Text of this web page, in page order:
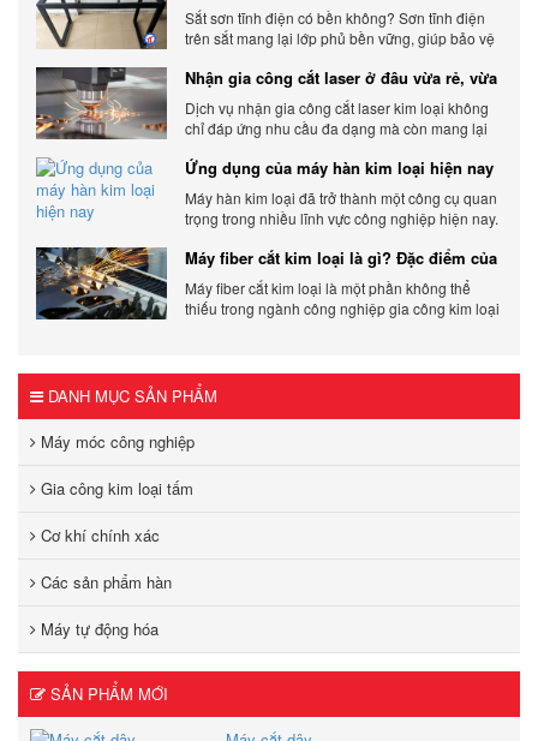
chi tiết
Sắt sơn tĩnh điện có bền không? Sơn tĩnh điện
trên sắt mang lại lớp phủ bền vững, giúp bảo vệ
động bên ngoài.
Nhận gia công cắt laser ở đâu vừa rẻ, vừa
chất lượng
Dịch vụ nhận gia công cắt laser kim loại không
chỉ đáp ứng nhu cầu đa dạng mà còn mang lại
Ứng dụng của máy hàn kim loại hiện nay
Máy hàn kim loại đã trở thành một công cụ quan
trọng trong nhiều lĩnh vực công nghiệp hiện nay.
Máy fiber cắt kim loại là gì? Đặc điểm của
máy fiber
Máy fiber cắt kim loại là một phần không thể
thiếu trong ngành công nghiệp gia công kim loại
DANH MỤC SẢN PHẨM
Máy móc công nghiệp
Gia công kim loại tấm
Cơ khí chính xác
Các sản phẩm hàn
Máy tự động hóa
SẢN PHẨM MỚI